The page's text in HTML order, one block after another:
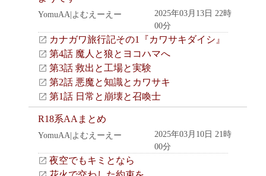
YomuAA|よむえーえー
2025年03月13日 22時
00分
カナガワ旅行記その1『カワサキダイシ』
第4話 魔人と狼とヨコハマへ
第3話 救出と工場と実験
第2話 悪魔と知識とカワサキ
第1話 日常と崩壊と召喚士
R18系AAまとめ
YomuAA|よむえーえー
2025年03月10日 21時
00分
夜空でもキミとなら